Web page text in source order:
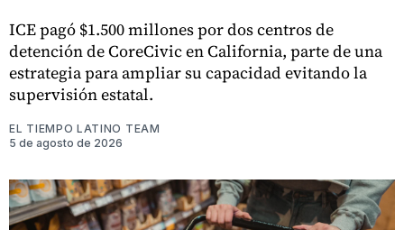
ICE pagó $1.500 millones por dos centros de
detención de CoreCivic en California, parte de una
estrategia para ampliar su capacidad evitando la
supervisión estatal.
EL TIEMPO LATINO TEAM
5 de agosto de 2026